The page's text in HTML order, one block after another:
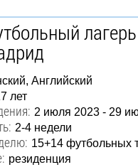
Английский
лет
2 июля 2023 - 29
2-4 недели
15+14 футбольных
резиденция